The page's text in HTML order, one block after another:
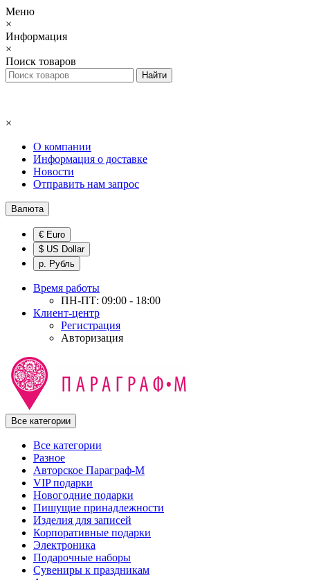
Меню
×
Информация
×
Поиск товаров
×
О компании
Информация о доставке
Новости
Отправить нам запрос
Валюта
€ Euro
$ US Dollar
р. Рубль
Время работы
ПН-ПТ: 09:00 - 18:00
Клиент-центр
Регистрация
Авторизация
Все категории
Все категории
Разное
Авторское Параграф-М
VIP подарки
Новогодние подарки
Пишущие принадлежности
Изделия для записей
Корпоративные подарки
Электроника
Подарочные наборы
Сувениры к праздникам